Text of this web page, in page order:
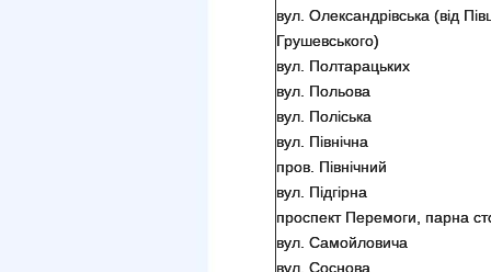
вул. Олександрівська (від
Грушевського)
вул. Полтарацьких
вул. Польова
вул. Поліська
вул. Північна
пров. Північний
вул. Підгірна
проспект Перемоги, парна
вул. Самойловича
вул. Соснова